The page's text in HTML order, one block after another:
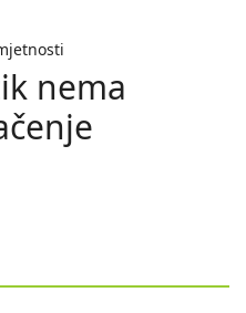
nema